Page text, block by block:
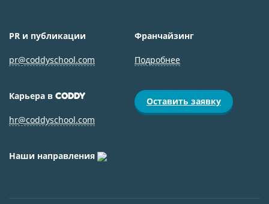
PR и публикации
pr@coddyschool.com
Франчайзинг
Подробнее
Карьера в CODDY
hr@coddyschool.com
Оставить заявку
Наши направления